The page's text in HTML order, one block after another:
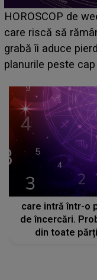
Emanuel a ținut
acum! În fața
face o
sa: "I-am spus și
HOROSCOP 7
care intră într-o
de încercări.
din toate